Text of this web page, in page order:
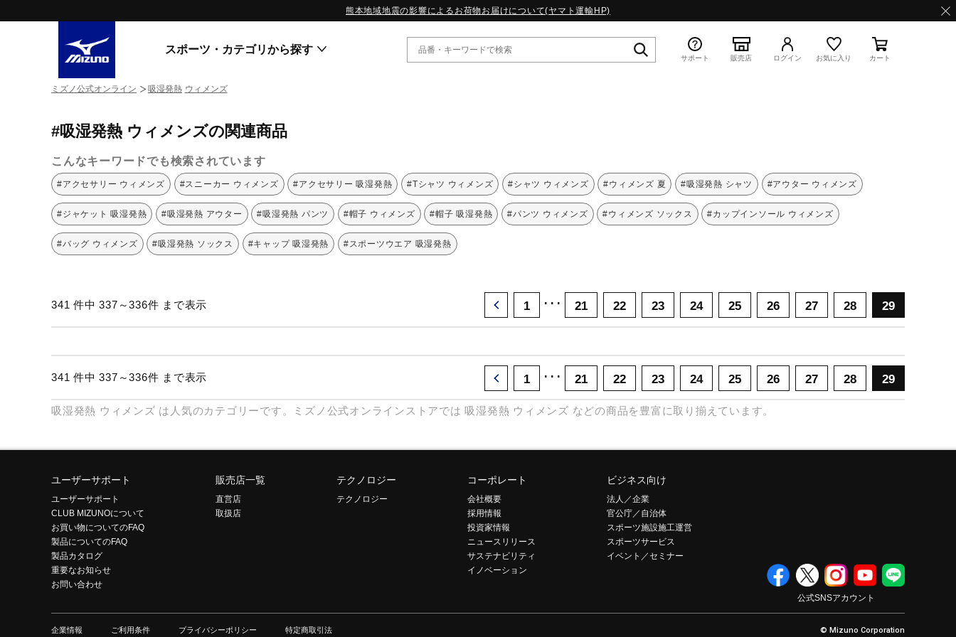
熊本地域地震の影響によるお荷物お届けについて(ヤマト運輸HP)
スポーツ・カテゴリから探す
ライフスタイルウエア
ランニング
サッカー／フットサル
トレーニング
野球
バレーボール
卓球
ワーキング
ウォーキングシューズ
ライフスタイルグッズ
インナー
WAVE PROPHECY
MORELIA LS
WAVE RIDER
MXR
ゴアテックス
コラボレーション
その他シリーズ
W.PROPHECY1｜特集
WP MAGIC MITA｜特集
WP STRAP｜特集
スペシャルカラーパック｜特集
WP STRAP 2｜特集
マーガレット・ハウエル｜特集
スニーカー商品をすべて見る
サポート 販売店 ログイン お気に入り カート
ミズノ公式オンライン 吸湿発熱 ウィメンズ
#吸湿発熱 ウィメンズの関連商品
こんなキーワードでも検索されています
#アクセサリー ウィメンズ #スニーカー ウィメンズ #アクセサリー 吸湿発熱 #Tシャツ ウィメンズ #シャツ ウィメンズ #ウィメンズ 夏 #吸湿発熱 シャツ #アウター ウィメンズ
#ジャケット 吸湿発熱 #吸湿発熱 アウター #吸湿発熱 パンツ #帽子 ウィメンズ #帽子 吸湿発熱 #パンツ ウィメンズ #ウィメンズ ソックス #カップインソール ウィメンズ
#バッグ ウィメンズ #吸湿発熱 ソックス #キャップ 吸湿発熱 #スポーツウエア 吸湿発熱
341 件中 337～336件 まで表示 1 ･･･ 21 22 23 24 25 26 27 28 29
341 件中 337～336件 まで表示 1 ･･･ 21 22 23 24 25 26 27 28 29
吸湿発熱 ウィメンズ は人気のカテゴリーです。ミズノ公式オンラインストアでは吸湿発熱 ウィメンズ などの商品を豊富に取り揃えています。
ユーザーサポート
ユーザーサポート
CLUB MIZUNOについて
お買い物についてのFAQ
製品についてのFAQ
製品カタログ
重要なお知らせ
お問い合わせ
販売店一覧
直営店
取扱店
テクノロジー
テクノロジー
コーポレート
会社概要
採用情報
投資家情報
ニュースリリース
サステナビリティ
イノベーション
ビジネス向け
法人／企業
官公庁／自治体
スポーツ施設施工運営
スポーツサービス
イベント／セミナー
公式SNSアカウント
企業情報 ご利用条件 プライバシーポリシー 特定商取引法 © Mizuno Corporation